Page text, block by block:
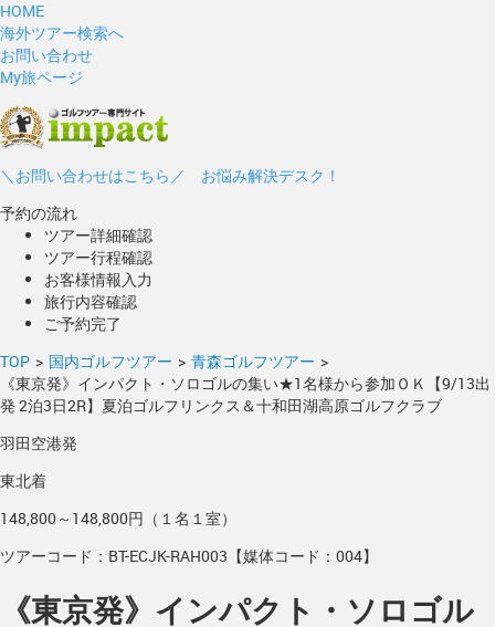
HOME
海外ツアー検索へ
お問い合わせ
My旅ページ
＼お問い合わせはこちら／ お悩み解決デスク！
予約の流れ
ツアー詳細確認
ツアー行程確認
お客様情報入力
旅行内容確認
ご予約完了
TOP > 国内ゴルフツアー > 青森ゴルフツアー >
《東京発》インパクト・ソロゴルの集い★1名様から参加ＯＫ【9/13出
発 2泊3日2R】夏泊ゴルフリンクス＆十和田湖高原ゴルフクラブ
羽田空港発
東北着
148,800～148,800円（１名１室）
ツアーコード：BT-ECJK-RAH003【媒体コード：004】
《東京発》インパクト・ソロゴル